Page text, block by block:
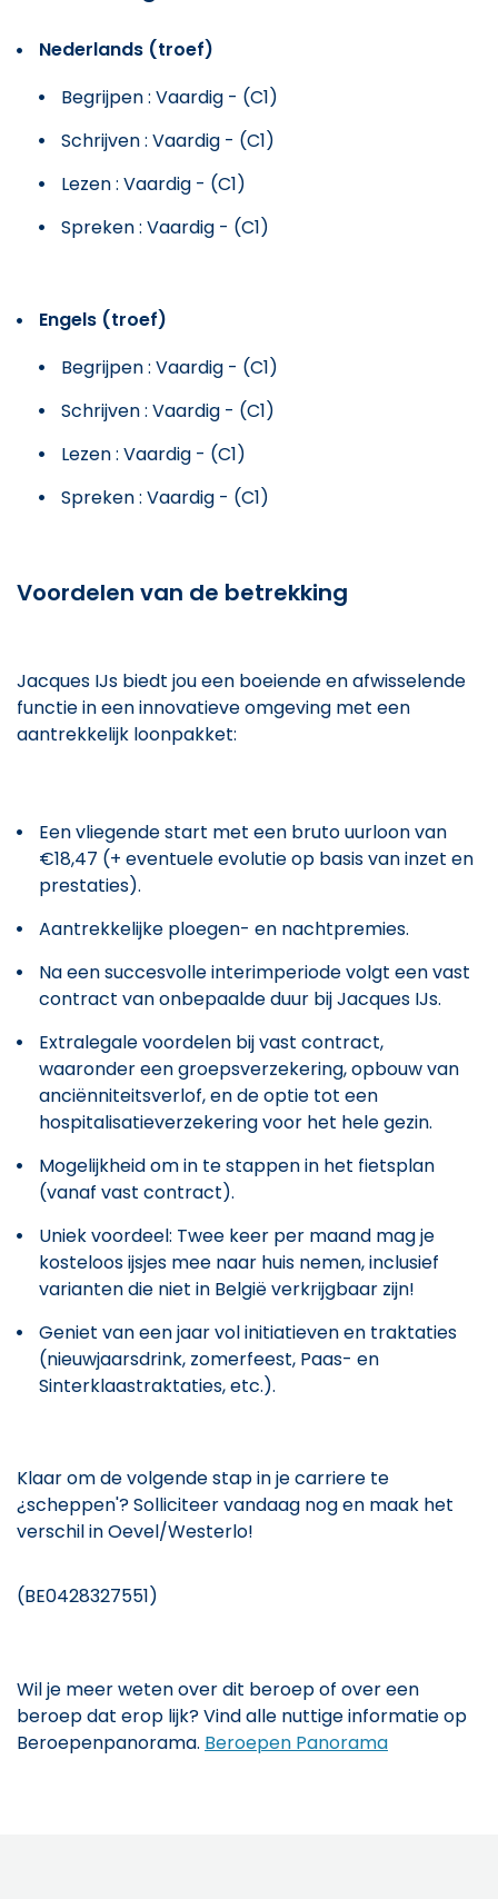
Nederlands (troef)
Begrijpen : Vaardig - (C1)
Schrijven : Vaardig - (C1)
Lezen : Vaardig - (C1)
Spreken : Vaardig - (C1)
Engels (troef)
Begrijpen : Vaardig - (C1)
Schrijven : Vaardig - (C1)
Lezen : Vaardig - (C1)
Spreken : Vaardig - (C1)
Voordelen van de betrekking
Jacques IJs biedt jou een boeiende en afwisselende
functie in een innovatieve omgeving met een
aantrekkelijk loonpakket:
Een vliegende start met een bruto uurloon van
€18,47 (+ eventuele evolutie op basis van inzet en
prestaties).
Aantrekkelijke ploegen- en nachtpremies.
Na een succesvolle interimperiode volgt een vast
contract van onbepaalde duur bij Jacques IJs.
Extralegale voordelen bij vast contract,
waaronder een groepsverzekering, opbouw van
anciënniteitsverlof, en de optie tot een
hospitalisatieverzekering voor het hele gezin.
Mogelijkheid om in te stappen in het fietsplan
(vanaf vast contract).
Uniek voordeel: Twee keer per maand mag je
kosteloos ijsjes mee naar huis nemen, inclusief
varianten die niet in België verkrijgbaar zijn!
Geniet van een jaar vol initiatieven en traktaties
(nieuwjaarsdrink, zomerfeest, Paas- en
Sinterklaastraktaties, etc.).
Klaar om de volgende stap in je carriere te
¿scheppen'? Solliciteer vandaag nog en maak het
verschil in Oevel/Westerlo!
(BE0428327551)
Wil je meer weten over dit beroep of over een
beroep dat erop lijk? Vind alle nuttige informatie op
Beroepenpanorama. Beroepen Panorama